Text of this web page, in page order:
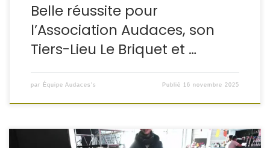
Belle réussite pour
l’Association Audaces, son
Tiers-Lieu Le Briquet et …
par Équipe Audaces's Publié 16 novembre 2025